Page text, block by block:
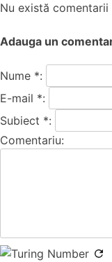
Nu există
Adauga un
Nume *:
E-mail *:
Subiect *:
Comentariu: